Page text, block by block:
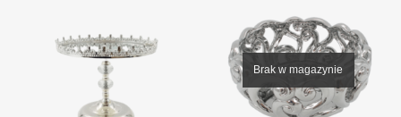
Brak w magazynie